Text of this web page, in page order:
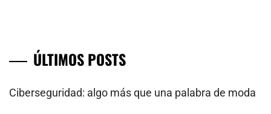
ÚLTIMOS POSTS
Ciberseguridad: algo más que una palabra de moda